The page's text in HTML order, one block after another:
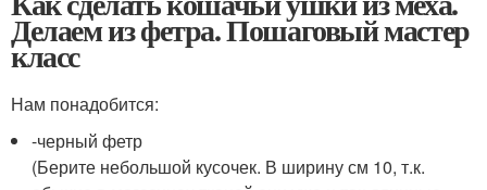
Делаем из фетра. Пошаговый мастер
класс
Нам понадобится:
-черный фетр
(Берите небольшой кусочек. В ширину см 10, т.к.